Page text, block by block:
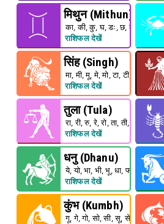
मिथुन (Mithun)
का, की, कु, घ, डः, छ, के, को, हा
राशिफल देखें
सिंह (Singh)
मा, मी, मू, मे, मो, टा, टी, टू, टे
राशिफल देखें
तुला (Tula)
रा, री, रु, रे, रो, ता, ती, तू, ते
राशिफल देखें
धनु (Dhanu)
ये, यो, भा, भी, भू, धा, फा, ढा, भे
राशिफल देखें
कुंभ (Kumbh)
गू, गे, गो, सो, सी, सू, से, दा